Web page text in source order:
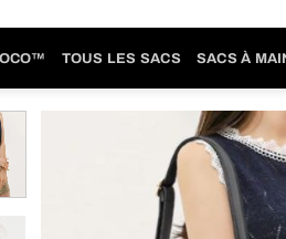
TOUS LES SACS SACS À